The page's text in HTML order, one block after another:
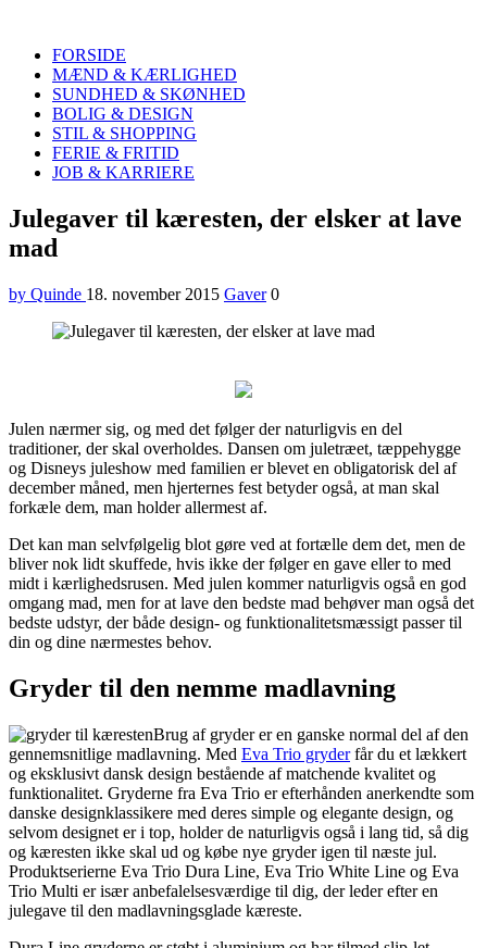
FORSIDE
MÆND & KÆRLIGHED
SUNDHED & SKØNHED
BOLIG & DESIGN
STIL & SHOPPING
FERIE & FRITID
JOB & KARRIERE
Menu
Julegaver til kæresten, der elsker at lave
mad
by Quinde 18. november 2015 Gaver 0
Julen nærmer sig, og med det følger der naturligvis en del
traditioner, der skal overholdes. Dansen om juletræet, tæppehygge
og Disneys juleshow med familien er blevet en obligatorisk del af
december måned, men hjerternes fest betyder også, at man skal
forkæle dem, man holder allermest af.
Det kan man selvfølgelig blot gøre ved at fortælle dem det, men de
bliver nok lidt skuffede, hvis ikke der følger en gave eller to med
midt i kærlighedsrusen. Med julen kommer naturligvis også en god
omgang mad, men for at lave den bedste mad behøver man også det
bedste udstyr, der både design- og funktionalitetsmæssigt passer til
din og dine nærmestes behov.
Gryder til den nemme madlavning
Brug af gryder er en ganske normal del af den
gennemsnitlige madlavning. Med Eva Trio gryderfår du et lækkert
og eksklusivt dansk design bestående af matchende kvalitet og
funktionalitet. Gryderne fra Eva Trio er efterhånden anerkendte som
danske designklassikere med deres simple og elegante design, og
selvom designet er i top, holder de naturligvis også i lang tid, så dig
og kæresten ikke skal ud og købe nye gryder igen til næste jul.
Produktserierne Eva Trio Dura Line, Eva Trio White Line og Eva
Trio Multi er især anbefalelsesværdige til dig, der leder efter en
julegave til den madlavningsglade kæreste.